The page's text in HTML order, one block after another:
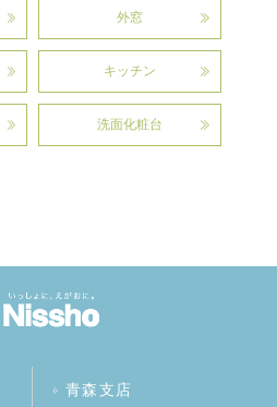
外窓
キッチン
洗面化粧台
青森支店